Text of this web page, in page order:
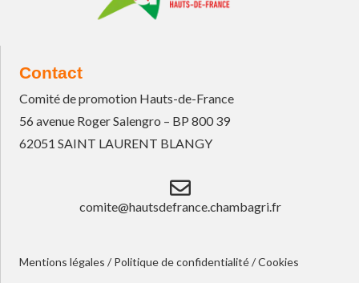
Contact
Comité de promotion Hauts-de-France
56 avenue Roger Salengro – BP 800 39
62051 SAINT LAURENT BLANGY
comite@hautsdefrance.chambagri.fr
Mentions légales / Politique de confidentialité/Cookies